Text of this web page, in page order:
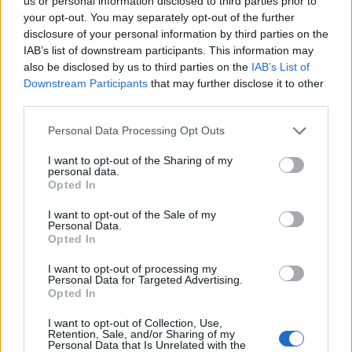
your opt-out. You may separately opt-out of the further
disclosure of your personal information by third parties on the
IAB’s list of downstream participants. This information may
also be disclosed by us to third parties on the IAB’s List of
Downstream Participants that may further disclose it to other
Personal Data Processing Opt Outs
I want to opt-out of the Sharing of my
personal data.
Opted In
I want to opt-out of the Sale of my
Personal Data.
Opted In
I want to opt-out of processing my
Personal Data for Targeted Advertising.
Opted In
I want to opt-out of Collection, Use,
Retention, Sale, and/or Sharing of my
Personal Data that Is Unrelated with the
σταματώ εδώ διότι δεν έχω τέτοιες ικανότητες».
Για τον τελικό του μπάσκετ ΠΑΟ – Ολυμπιακός το
Σάββατο, ο πρωθυπουργός τόνισε πως«θα είμαι
σε περιοδεία στη Ρόδο και άλλαξα το χρόνο μιας
εκδήλωσης μου γιατί το ματς δεν χάνεται. Δεν
μπορεί να χαθεί ως τηλεθεατής. Να κερδίσει ο
καλύτερος. Μεγάλη επιτυχία για το ελληνικό
μπάσκετ η κατάκτηση της ευρωλίγκας και το ότι
έγινε στην Αθήνα δικαιωθήκαμε και μια ελληνική
ομάδα σήκωσε την κούπα.
Για τις καλοκαιρινές διακοπές, ο κ. Μητσοτάκης
τόνισε πως: «Διακοπές θα κάνω σίγουρα στο
Μαξίμου και θα πάμε σίγουρα στην Κρήτη και
μακάρι κανένα Σαββατοκύριακο στην Τήνο» ενώ